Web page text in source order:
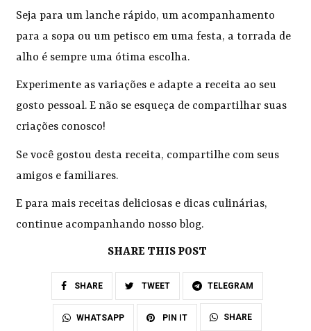
Seja para um lanche rápido, um acompanhamento
para a sopa ou um petisco em uma festa, a torrada de
alho é sempre uma ótima escolha.
Experimente as variações e adapte a receita ao seu
gosto pessoal. E não se esqueça de compartilhar suas
criações conosco!
Se você gostou desta receita, compartilhe com seus
amigos e familiares.
E para mais receitas deliciosas e dicas culinárias,
continue acompanhando nosso blog.
SHARE THIS POST
SHARE TWEET TELEGRAM
WHATSAPP PIN IT SHARE